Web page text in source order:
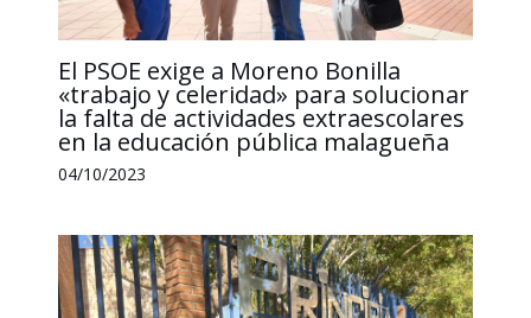
El PSOE exige a Moreno Bonilla
«trabajo y celeridad» para solucionar
la falta de actividades extraescolares
en la educación pública malagueña
04/10/2023